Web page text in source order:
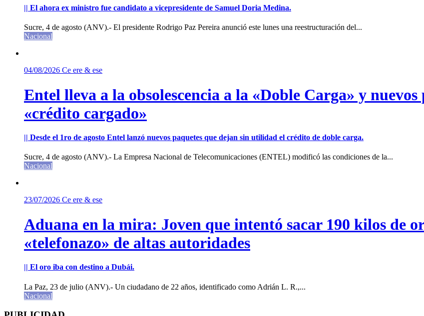
|| El ahora ex ministro fue candidato a vicepresidente de Samuel Doria Medina.
Sucre, 4 de agosto (ANV).- El presidente Rodrigo Paz Pereira anunció este lunes una reestructuración del...
Nacional
04/08/2026 Ce ere & ese
Entel lleva a la obsolescencia a la «Doble Carga» y nuevos
«crédito cargado»
|| Desde el 1ro de agosto Entel lanzó nuevos paquetes que dejan sin utilidad el crédito de doble carga.
Sucre, 4 de agosto (ANV).- La Empresa Nacional de Telecomunicaciones (ENTEL) modificó las condiciones de la...
Nacional
23/07/2026 Ce ere & ese
Aduana en la mira: Joven que intentó sacar 190 kilos de
«telefonazo» de altas autoridades
|| El oro iba con destino a Dubái.
La Paz, 23 de julio (ANV).- Un ciudadano de 22 años, identificado como Adrián L. R.,...
Nacional